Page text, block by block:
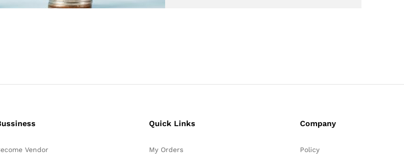
Vendor
Quick Links
My Orders
Company
Policy